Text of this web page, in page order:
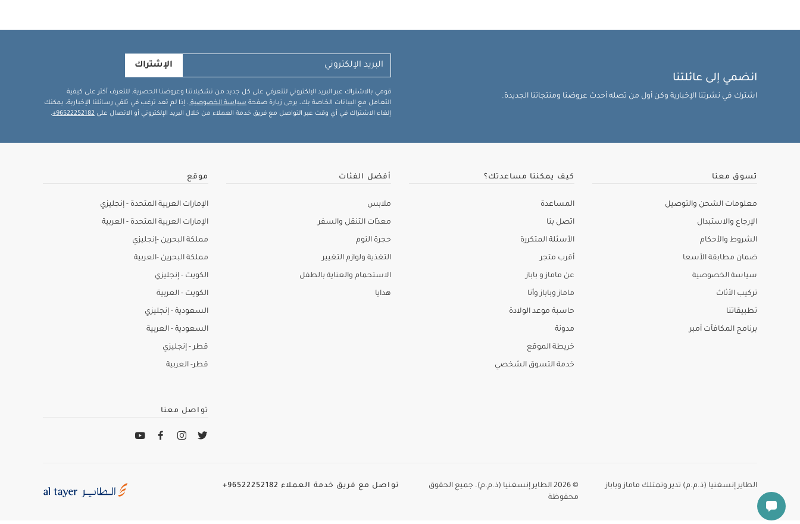
انضمي إلى عائلتنا
اشترك في نشرتنا الإخبارية وكن أول من تصله أحدث عروضنا ومنتجاتنا الجديدة.
الإشتراك
قومي بالاشتراك عبر البريد الإلكتروني لتتعرفي على كل جديد من تشكيلاتنا وعروضنا الحصرية. للتعرف أكثر على كيفية
التعامل مع البيانات الخاصة بك، يرجى زيارة صفحة سياسة الخصوصية . إذا لم تعد ترغب في تلقي رسائلنا الإخبارية، يمكنك
إلغاء الاشتراك في أي وقت عبر التواصل مع فريق خدمة العملاء من خلال البريد الإلكتروني أو الاتصال على 96522252182+
.
تسوق معنا
معلومات الشحن والتوصيل
الإرجاع والاستبدال
الشروط والأحكام
ضمان مطابقة الأسعا
سياسة الخصوصية
تركيب الأثاث
تطبيقاتنا
برنامج المكافآت أمبر
كيف يمكننا مساعدتك؟
المساعدة
اتصل بنا
الأسئلة المتكررة
أقرب متجر
عن ماماز و باباز
ماماز وباباز وأنا
حاسبة موعد الولادة
مدونة
خريطة الموقع
خدمة التسوق الشخصي
أفضل الفئات
ملابس
معدّات التنقل والسفر
حجرة النوم
التغذية ولوازم التغيير
الاستحمام والعناية بالطفل
هدايا
موقع
الإمارات العربية المتحدة - إنجليزي
الإمارات العربية المتحدة - العربية
مملكة البحرين -إنجليزي
مملكة البحرين -العربية
الكويت - إنجليزي
الكويت - العربية
السعودية - إنجليزي
السعودية - العربية
قطر - إنجليزي
قطر- العربية
تواصل معنا
الطاير إنسغنيا (ذ.م.م) تدير وتمتلك ماماز وباباز
© 2026 الطاير إنسغنيا (ذ.م.م). جميع الحقوق
محفوظة
تواصل مع فريق خدمة العملاء 96522252182+